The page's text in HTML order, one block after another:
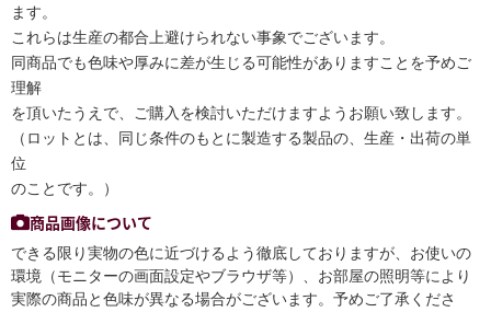
ます。
これらは生産の都合上避けられない事象でございます。
同商品でも色味や厚みに差が生じる可能性がありますことを予めご
理解
を頂いたうえで、ご購入を検討いただけますようお願い致します。
（ロットとは、同じ条件のもとに製造する製品の、生産・出荷の単
位
のことです。）
商品画像について
できる限り実物の色に近づけるよう徹底しておりますが、お使いの
環境（モニターの画面設定やブラウザ等）、お部屋の照明等により
実際の商品と色味が異なる場合がございます。予めご了承くださ